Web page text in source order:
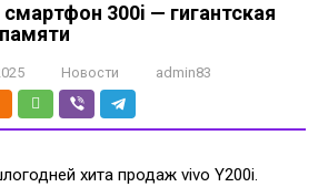
300i — гигантская
Новости admin83
хита продаж vivo Y200i.